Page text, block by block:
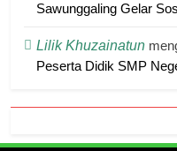
Sawunggaling Gelar
Lilik Khuzainatun
Peserta Didik SMP